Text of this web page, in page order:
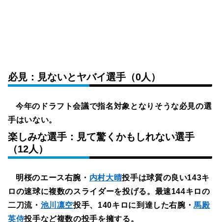
必見：見ないとヤバイ選手（0人）
今年のドラフト会議で指名対象となりそうな必見の選
手はいない。
楽しみな選手：見て驚くかもしれない選手
（12人）
明桜のエース右腕・ 内村大晴投手は球質の良い143キ
ロの速球に複数のスライダーを投げる。最速144キロの
二刀流・ 池川凛空投手、140キロに到達した右腕・馬殿
英侍投手など複数の投手を擁する。